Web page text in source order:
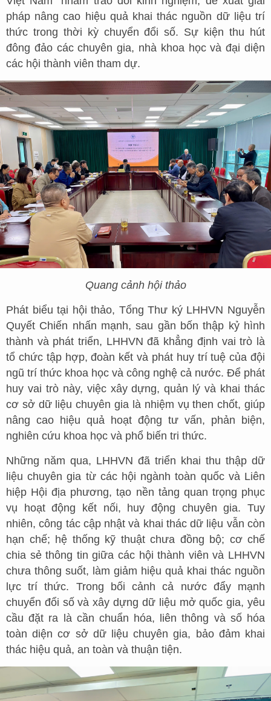
pháp nâng cao hiệu quả khai thác nguồn dữ liệu trí
thức trong thời kỳ chuyển đổi số. Sự kiện thu hút
đông đảo các chuyên gia, nhà khoa học và đại diện
các hội thành viên tham dự.
Quang cảnh hội thảo
Phát biểu tại hội thảo, Tổng Thư ký LHHVN Nguyễn
Quyết Chiến nhấn mạnh, sau gần bốn thập kỷ hình
thành và phát triển, LHHVN đã khẳng định vai trò là
tổ chức tập hợp, đoàn kết và phát huy trí tuệ của đội
ngũ trí thức khoa học và công nghệ cả nước. Để phát
huy vai trò này, việc xây dựng, quản lý và khai thác
cơ sở dữ liệu chuyên gia là nhiệm vụ then chốt, giúp
nâng cao hiệu quả hoạt động tư vấn, phản biện,
nghiên cứu khoa học và phổ biến tri thức.
Những năm qua, LHHVN đã triển khai thu thập dữ
liệu chuyên gia từ các hội ngành toàn quốc và Liên
hiệp Hội địa phương, tạo nền tảng quan trọng phục
vụ hoạt động kết nối, huy động chuyên gia. Tuy
nhiên, công tác cập nhật và khai thác dữ liệu vẫn còn
hạn chế; hệ thống kỹ thuật chưa đồng bộ; cơ chế
chia sẻ thông tin giữa các hội thành viên và LHHVN
chưa thông suốt, làm giảm hiệu quả khai thác nguồn
lực trí thức. Trong bối cảnh cả nước đẩy mạnh
chuyển đổi số và xây dựng dữ liệu mở quốc gia, yêu
cầu đặt ra là cần chuẩn hóa, liên thông và số hóa
toàn diện cơ sở dữ liệu chuyên gia, bảo đảm khai
thác hiệu quả, an toàn và thuận tiện.